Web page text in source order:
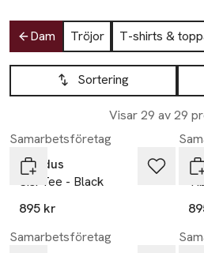
Hoppa till produktsidan
Dam Tröjor T-shirts &
Hoppa till produktsidan
Sortering
Visar 29 av 29
Lista över produkter
Samarbetsföretag
Residus
Sisi Tee - Black
895 kr
Samarbetsföretag